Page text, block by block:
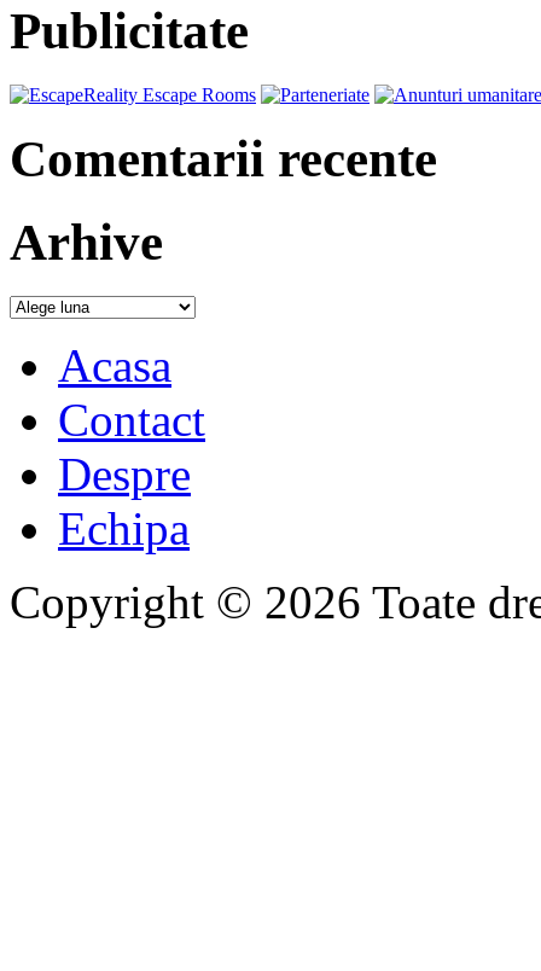
Publicitate
Comentarii recente
Arhive
Acasa
Contact
Despre
Echipa
Copyright © 2026 Toate